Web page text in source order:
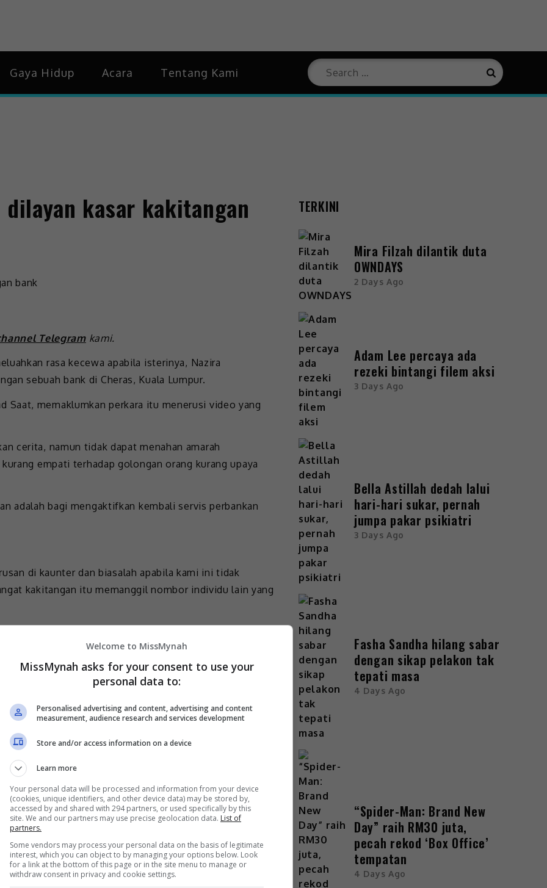
Gaya Hidup Acara Tentang Kami
kasar kakitangan
Telegramkami.
rasa kecewa apabila isterinya, Nazira
sebuah bank di Cheras, Kuala Lumpur.
Saat, memaklumkan perkara itu menerusi video yang
cerita, namun tidak dapat menahan amarah
empati terhadap golongan orang kurang upaya
adalah bagi mengaktifkan kembali servis perbankan
di kaunter dan biasalah apabila kami ini tidak
kakitangan itu memanggil nombor individu lain yang
bekerja, tetapi dari segi layanan percakapan itu
tahu berkongsi dengan golongan OKU seperti kami.
profesional. Kena belajar teknik komunikasi yang
pandai tukar nada ketika bercakap dan beri
tetapi kami bukan datang nak mengemis atau
ingat kami ini macam orang normal,” katanya
TERKINI
Mira Filzah dilantik duta
OWNDAYS
2 Days Ago
Adam Lee percaya ada
rezeki bintangi filem aksi
3 Days Ago
Bella Astillah dedah lalui
hari-hari sukar, pernah
jumpa pakar psikiatri
3 Days Ago
Fasha Sandha hilang sabar
dengan sikap pelakon tak
tepati masa
4 Days Ago
“Spider-Man: Brand New
Day” raih RM30 juta,
pecah rekod ‘Box Office’
tempatan
4 Days Ago
Welcome to MissMynah
MissMynah asks for your consent to use your
personal data to:
Personalised advertising and content, advertising and content
measurement, audience research and services development
Store and/or access information on a device
Learn more
Your personal data will be processed and information from your device
(cookies, unique identifiers, and other device data) may be stored by,
accessed by and shared with 294 partners, or used specifically by this
site. We and our partners may use precise geolocation data. List of
partners.
Some vendors may process your personal data on the basis of legitimate
interest, which you can object to by managing your options below. Look
for a link at the bottom of this page or in the site menu to manage or
withdraw consent in privacy and cookie settings.